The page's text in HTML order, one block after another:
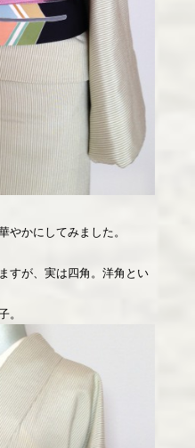
やかにしてみました。
すが、実は四角。洋角とい
。